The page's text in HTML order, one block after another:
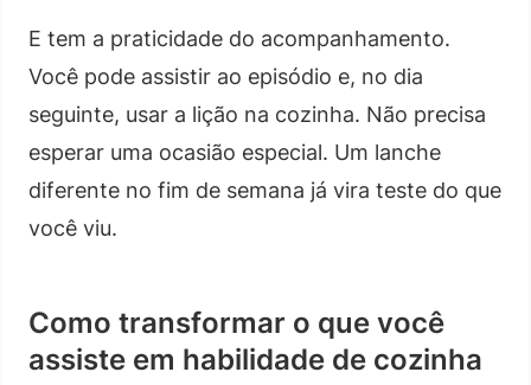
E tem a praticidade do acompanhamento.
Você pode assistir ao episódio e, no dia
seguinte, usar a lição na cozinha. Não precisa
esperar uma ocasião especial. Um lanche
diferente no fim de semana já vira teste do que
você viu.
Como transformar o que você
assiste em habilidade de cozinha